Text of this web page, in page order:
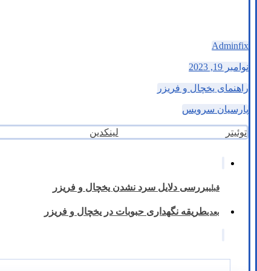
Adminfix
نوامبر 19, 2023
راهنمای یخچال و فریزر
پارسیان سرویس
توئیتر لینکدین
قبلیبررسی دلایل سرد نشدن یخچال و فریزر
بعدیطریقه نگهداری حبوبات در یخچال و فریزر